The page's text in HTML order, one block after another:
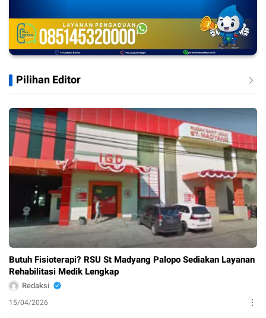
Pilihan Editor
Butuh Fisioterapi? RSU St Madyang Palopo Sediakan Layanan
Rehabilitasi Medik Lengkap
Redaksi
15/04/2026